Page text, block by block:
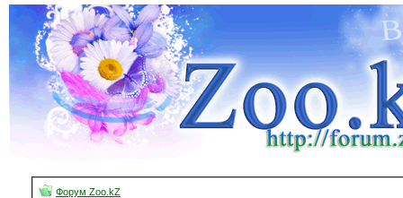
Форум Zoo.kZ